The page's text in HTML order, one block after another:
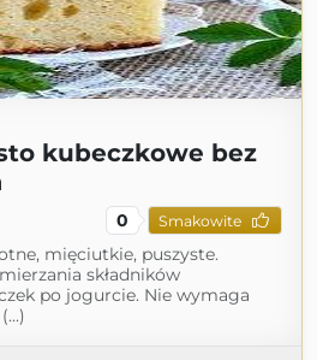
kubeczkowe bez
0 Smakowite
mięciutkie, puszyste.
składników
po jogurcie. Nie wymaga